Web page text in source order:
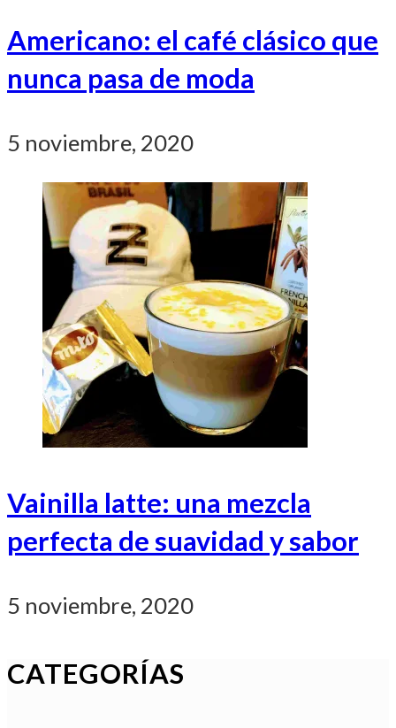
Americano: el café clásico que
nunca pasa de moda
5 noviembre, 2020
Vainilla latte: una mezcla
perfecta de suavidad y sabor
5 noviembre, 2020
CATEGORÍAS